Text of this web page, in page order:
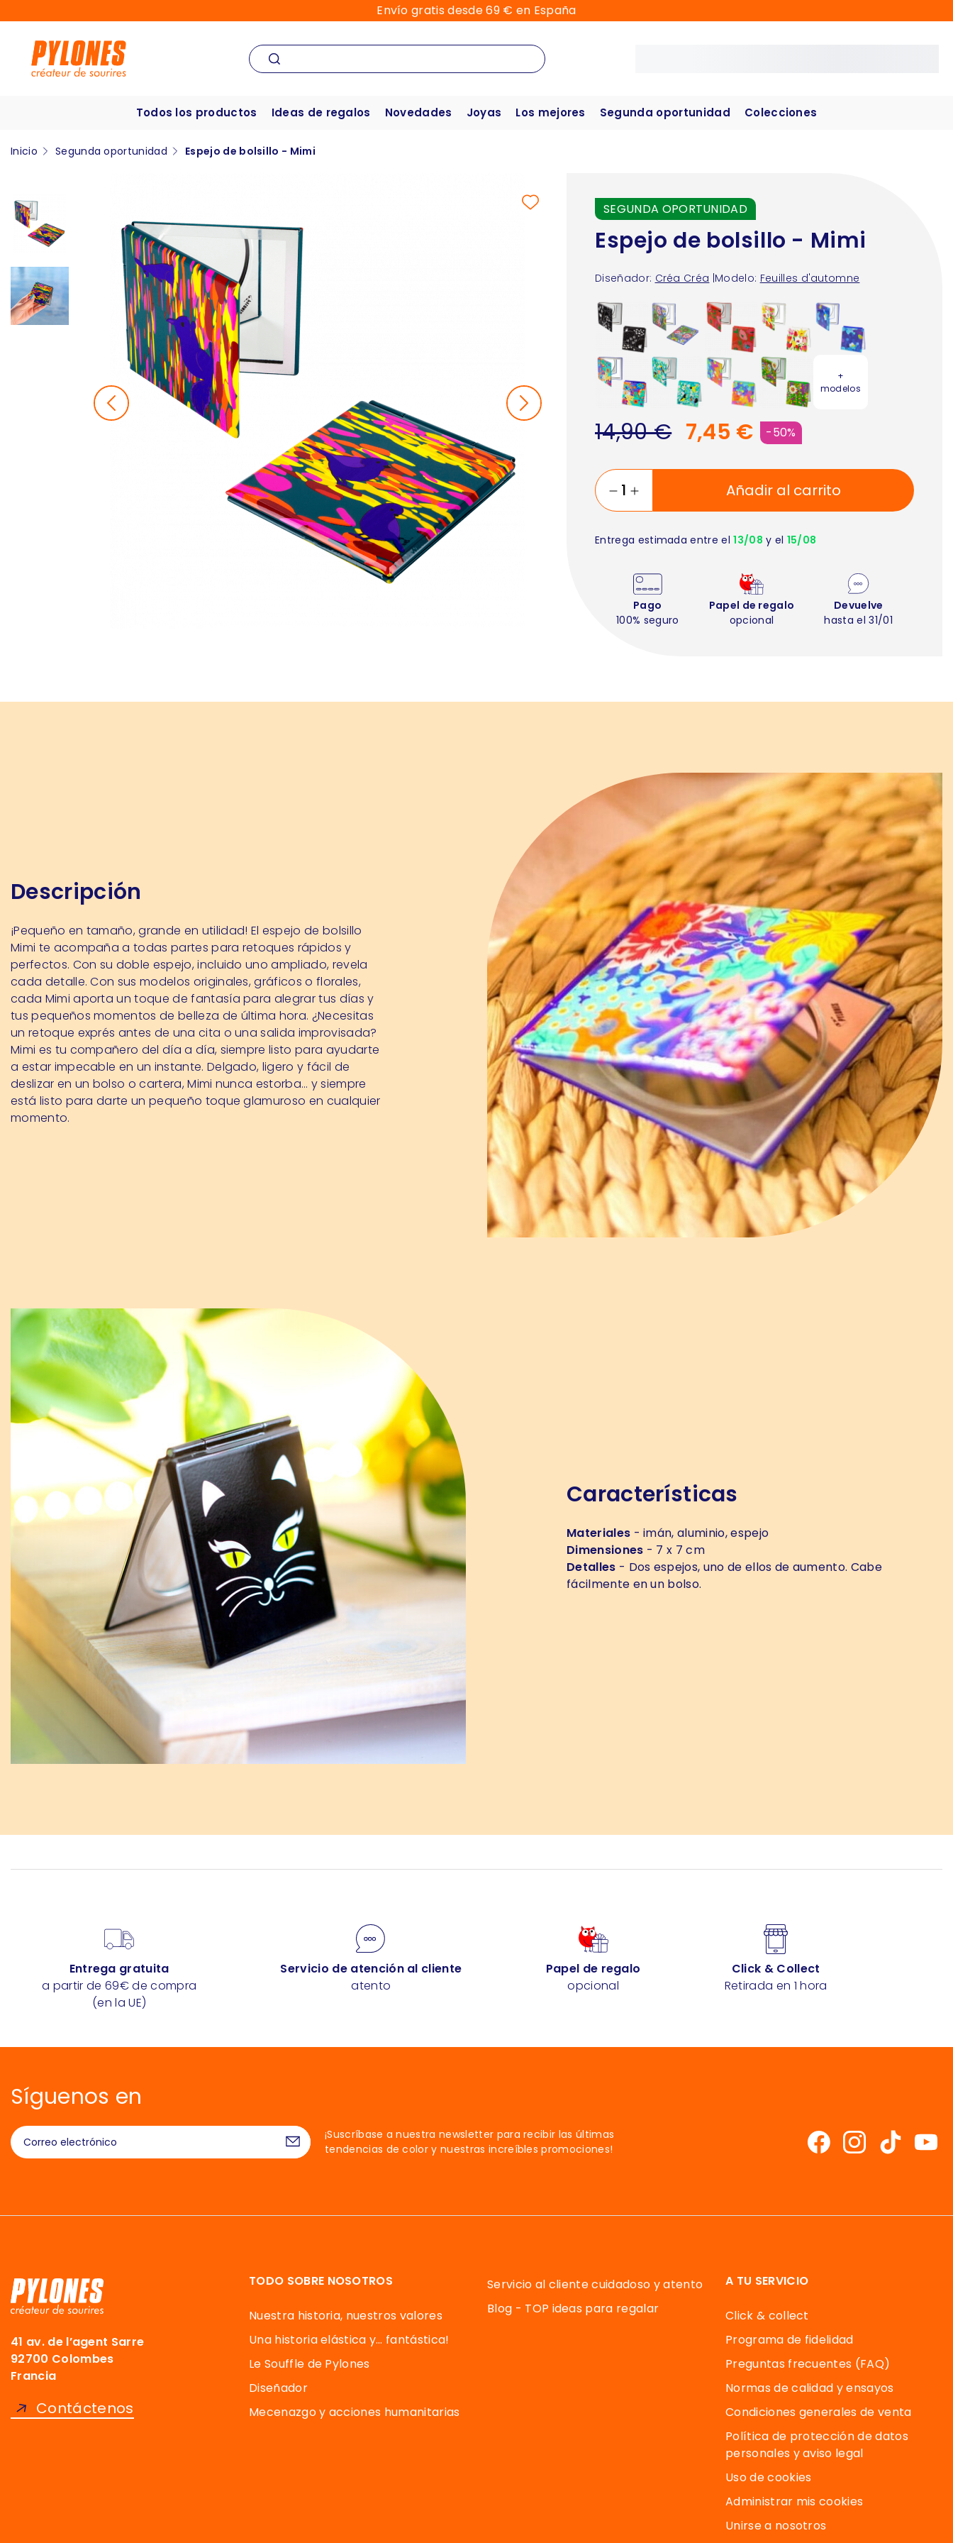
Envío gratis desde 69 € en España
Todos los productos Ideas de regalos Novedades Joyas Los mejores Segunda oportunidad Colecciones
Inicio Segunda oportunidad Espejo de bolsillo - Mimi
SEGUNDA OPORTUNIDAD
Espejo de bolsillo - Mimi
Diseñador: Créa Créa Modelo: Feuilles d'automne
+
modelos
14,90 € -50%
7,45 €
Añadir al carrito
Entrega estimada entre el13/08 y el 15/08
Pago
100% seguro
Papel de regalo
opcional
Devuelve
hasta el 31/01
Descripción
¡Pequeño en tamaño, grande en utilidad! El espejo de bolsillo
Mimi te acompaña a todas partes para retoques rápidos y
perfectos. Con su doble espejo, incluido uno ampliado, revela
cada detalle. Con sus modelos originales, gráficos o florales,
cada Mimi aporta un toque de fantasía para alegrar tus días y
tus pequeños momentos de belleza de última hora. ¿Necesitas
un retoque exprés antes de una cita o una salida improvisada?
Mimi es tu compañero del día a día, siempre listo para ayudarte
a estar impecable en un instante. Delgado, ligero y fácil de
deslizar en un bolso o cartera, Mimi nunca estorba… y siempre
está listo para darte un pequeño toque glamuroso en cualquier
momento.
Características
Materiales - imán, aluminio, espejo
Dimensiones - 7 x 7 cm
Detalles - Dos espejos, uno de ellos de aumento. Cabe
fácilmente en un bolso.
Entrega gratuita
a partir de 69€ de compra
(en la UE)
Servicio de atención al cliente
atento
Papel de regalo
opcional
Click & Collect
Retirada en 1 hora
Síguenos en
¡Suscríbase a nuestra newsletter para recibir las últimas
tendencias de color y nuestras increíbles promociones!
41 av. de l’agent Sarre
92700 Colombes
Francia
Contáctenos
TODO SOBRE NOSOTROS
Nuestra historia, nuestros valores
Una historia elástica y… fantástica!
Le Souffle de Pylones
Diseñador
Mecenazgo y acciones humanitarias
Servicio al cliente cuidadoso y atento
Blog - TOP ideas para regalar
A TU SERVICIO
Click & collect
Programa de fidelidad
Preguntas frecuentes (FAQ)
Normas de calidad y ensayos
Condiciones generales de venta
Política de protección de datos
personales y aviso legal
Uso de cookies
Administrar mis cookies
Unirse a nosotros